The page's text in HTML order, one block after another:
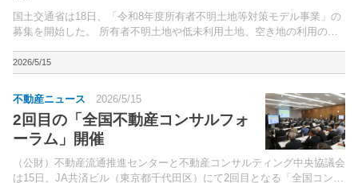
国土交通省は18日、「令和8年度所有者不明土地等対策モデル事業」の
募集を開始した。 所有者不明土地や低未利用土地、空き地の利用の円
者不明土地等対策、「所有者不明土地利用円...
2026/5/15
不動産ニュース 2026/5/15
2回目の「全国不動産コンサルフォ
ーラム」開催
（公財）不動産流通推進センターと不動産コンサルティング中央協議会
は15日、JA共済ビル（東京都千代田区）にて2回目となる「全国コンサ